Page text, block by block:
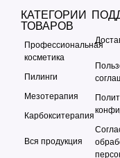
КАТЕГОРИИ
ТОВАРОВ
Профессиональная
косметика
Пилинги
Мезотерапия
Карбокситерапия
Вся продукция